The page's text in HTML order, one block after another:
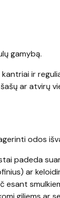
gamybą.
ir
ar atvirų
odos
padeda
ar
esant